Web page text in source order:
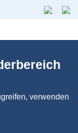
verwenden